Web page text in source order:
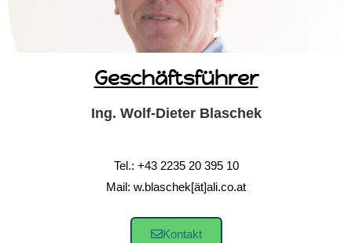
Geschäftsführer
Ing. Wolf-Dieter Blaschek
Tel.: +43 2235 20 395 10
Mail: w.blaschek[ät]ali.co.at
Kontakt